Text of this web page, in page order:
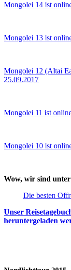
Mongolei 14 ist
Mongolei 13 ist
Mongolei 12 (Altai
25.09.2017
Mongolei 11 ist
Mongolei 10 ist
Wow, wir sind
Die besten
Unser
heruntergeladen